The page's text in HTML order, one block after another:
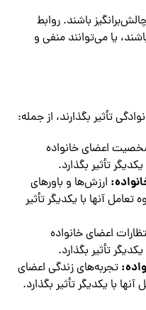
باشند. روابط
یا می‌توانند منفی و
تأثیر بگذارند، از جمله:
اعضای خانواده
تأثیر بگذارد.
ارزش‌ها و باورهای
آنها با یکدیگر تأثیر
اعضای خانواده
تأثیر بگذارد.
تجربه‌های زندگی اعضای
با یکدیگر تأثیر بگذارد.